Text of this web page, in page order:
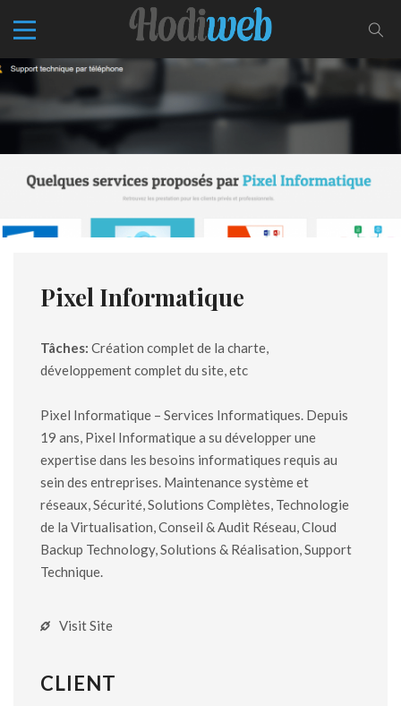
Pixel Informatique
Tâches: Création complet de la charte,
développement complet du site, etc
Pixel Informatique – Services Informatiques. Depuis
19 ans, Pixel Informatique a su développer une
expertise dans les besoins informatiques requis au
sein des entreprises. Maintenance système et
réseaux, Sécurité, Solutions Complètes, Technologie
de la Virtualisation, Conseil & Audit Réseau, Cloud
Backup Technology, Solutions & Réalisation, Support
Technique.
Visit Site
CLIENT